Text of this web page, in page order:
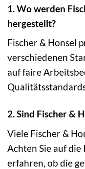
1. Wo werden
hergestellt?
Fischer & Honsel
verschiedenen
auf faire
2. Sind Fischer &
Viele Fischer &
Achten Sie auf
erfahren, ob die